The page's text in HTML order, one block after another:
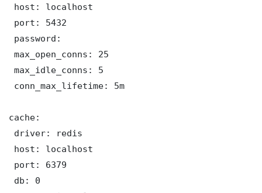
host: localhost
port: 5432
password:
max_open_conns: 25
max_idle_conns: 5
conn_max_lifetime: 5m
cache:
driver: redis
host: localhost
port: 6379
db: 0